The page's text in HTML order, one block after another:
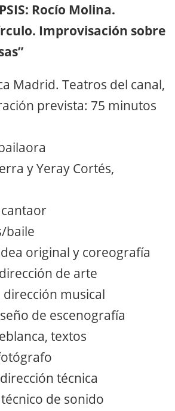
Rocío Molina.
Improvisación sobre
Madrid. Teatros del canal,
prevista: 75 minutos
y Yeray Cortés,
baile
original y coreografía
de arte
musical
de escenografía
textos
técnica
de sonido